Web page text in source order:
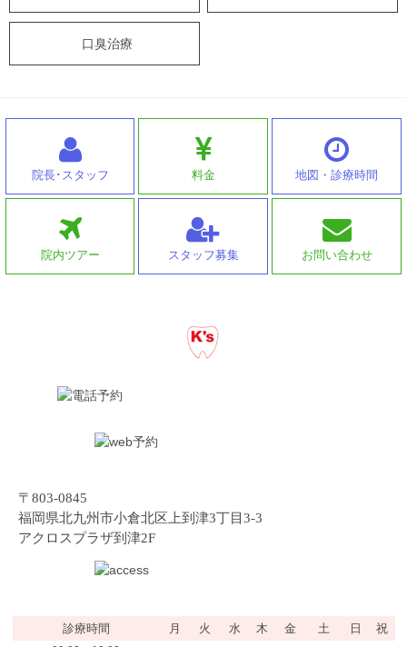
口臭治療
院長･スタッフ 料金 地図・診療時間
院内ツアー スタッフ募集 お問い合わせ
〒803-0845
福岡県北九州市小倉北区上到津3丁目3-3
アクロスプラザ到津2F
診療時間 月 火 水 木 金 土 日 祝